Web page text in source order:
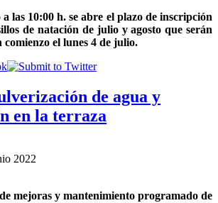
las 10:00 h. se abre el plazo de inscripción
de natación de julio y agosto que serán
el lunes 4 de julio.
de agua y
en la terraza
2022
mejoras y mantenimiento programado de